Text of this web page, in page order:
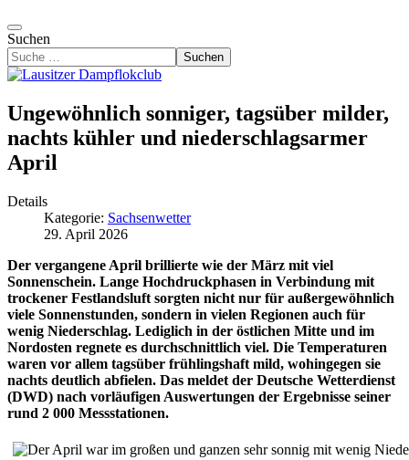
Suchen
Suchen
Ungewöhnlich sonniger, tagsüber milder,
nachts kühler und niederschlagsarmer
April
Details
Kategorie: Sachsenwetter
29. April 2026
Der vergangene April brillierte wie der März mit viel
Sonnenschein. Lange Hochdruckphasen in Verbindung mit
trockener Festlandsluft sorgten nicht nur für außergewöhnlich
viele Sonnenstunden, sondern in vielen Regionen auch für
wenig Niederschlag. Lediglich in der östlichen Mitte und im
Nordosten regnete es durchschnittlich viel. Die Temperaturen
waren vor allem tagsüber frühlingshaft mild, wohingegen sie
nachts deutlich abfielen. Das meldet der Deutsche Wetterdienst
(DWD) nach vorläufigen Auswertungen der Ergebnisse seiner
rund 2 000 Messstationen.